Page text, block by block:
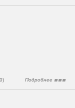
Подробнее